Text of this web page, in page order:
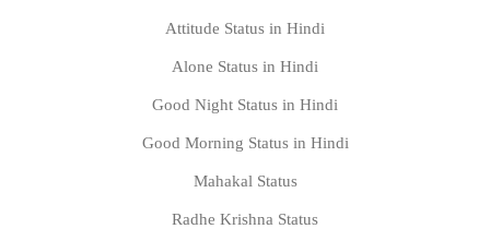
Attitude Status in Hindi
Alone Status in Hindi
Good Night Status in Hindi
Good Morning Status in Hindi
Mahakal Status
Radhe Krishna Status